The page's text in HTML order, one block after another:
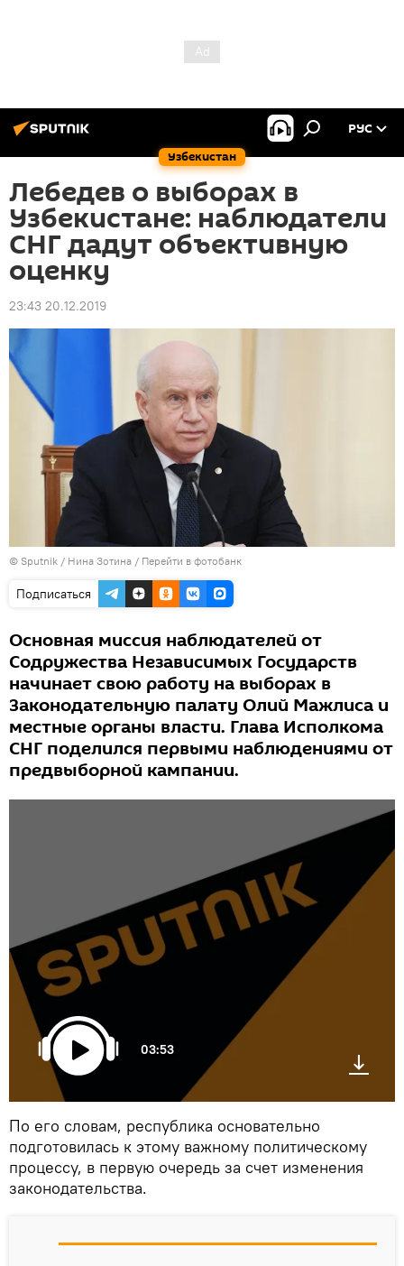
Узбекистан
РУС
Лебедев о выборах в
Узбекистане: наблюдатели
СНГ дадут объективную
оценку
23:43 20.12.2019
© Sputnik / Нина Зотина / Перейти в фотобанк
Подписаться
Основная миссия наблюдателей от
Содружества Независимых Государств
начинает свою работу на выборах в
Законодательную палату Олий Мажлиса и
местные органы власти. Глава Исполкома
СНГ поделился первыми наблюдениями от
предвыборной кампании.
03:53
По его словам, республика основательно
подготовилась к этому важному политическому
процессу, в первую очередь за счет изменения
законодательства.